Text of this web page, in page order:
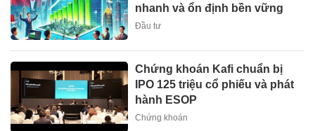
nhanh và ổn định bền vững
Đầu tư
Chứng khoán Kafi chuẩn bị
IPO 125 triệu cổ phiếu và phát
hành ESOP
Chứng khoán